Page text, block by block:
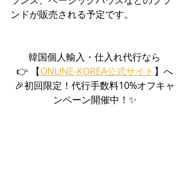
ンドが販売される予定です。
韓国個人輸入・仕入れ代行なら
👉 【ONLINE-KOREA公式サイト 】へ
🎉初回限定！代行手数料10%オフキャ
ンペーン開催中！✨